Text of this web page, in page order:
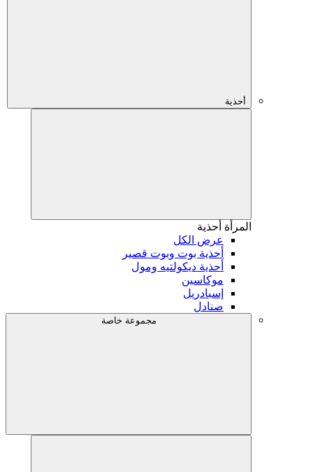
أحذية
المرأة أحذية
عرض الكل
أحذية بوت وبوت قصير
أحذية ديكولتيه ومول
موكاسين
إسبادريل
صنادل
مجموعة خاصة